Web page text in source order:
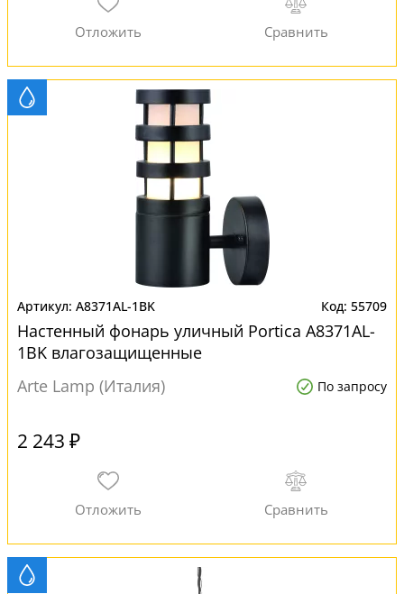
A8371AL-1BK 55709
Настенный фонарь уличный Portica A8371AL-
1BK влагозащищенные
Arte Lamp (Италия)
По запросу
2 243 ₽